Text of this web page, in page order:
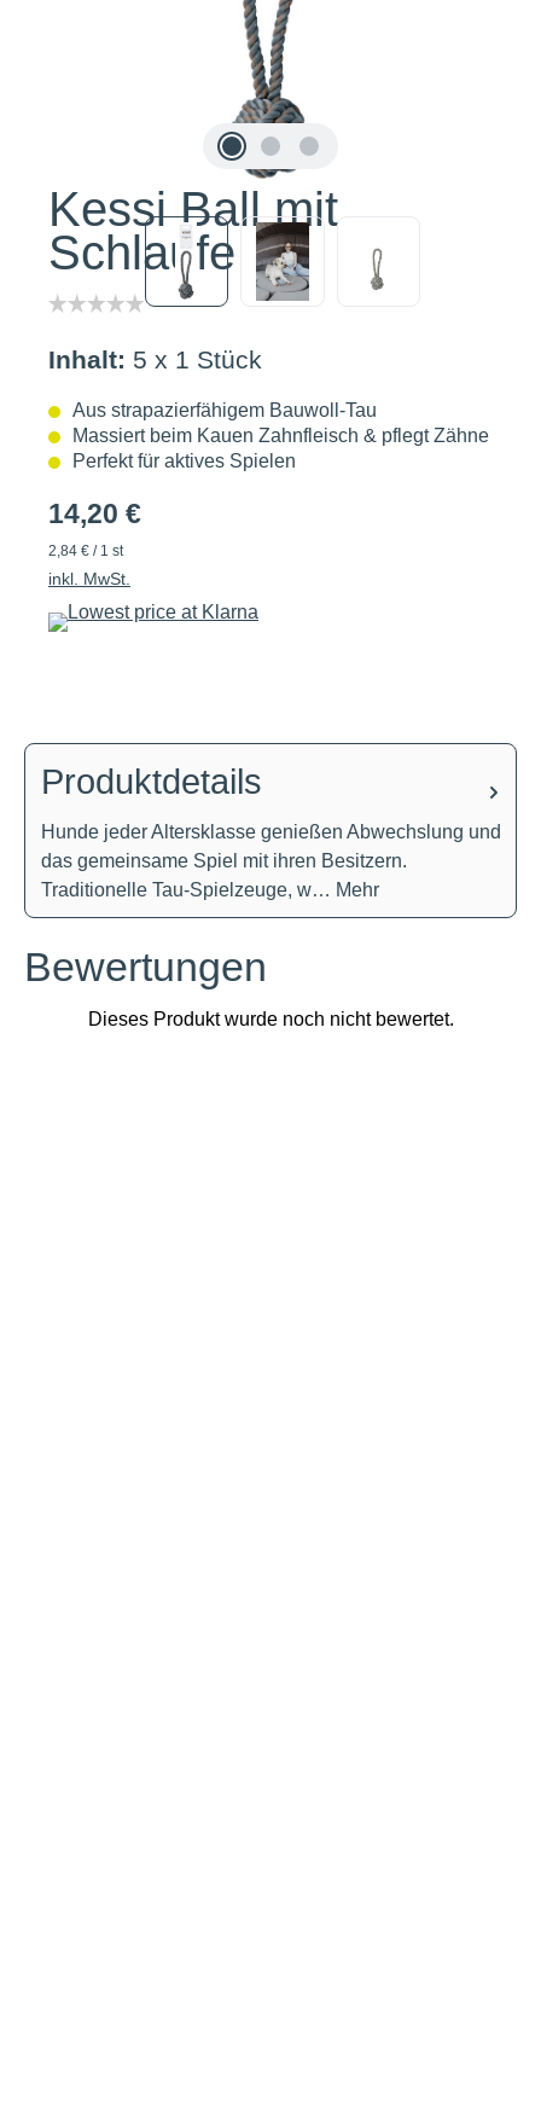
Kessi Ball mit
Schlaufe
Inhalt: 5 x 1 Stück
Aus strapazierfähigem Bauwoll-Tau
Massiert beim Kauen Zahnfleisch & pflegt Zähne
Perfekt für aktives Spielen
14,20 €
2,84 € / 1 st
inkl. MwSt.
Produktdetails
Hunde jeder Altersklasse genießen Abwechslung und
das gemeinsame Spiel mit ihren Besitzern.
Traditionelle Tau-Spielzeuge, w… Mehr
Bewertungen